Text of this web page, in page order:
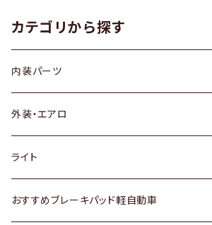
カテゴリから探す
内装パーツ
トヨタ
ホンダ
スズキ
外装・エアロ
トヨタ
ホンダ
ライト
トヨタ
おすすめブレーキパッド軽自動車